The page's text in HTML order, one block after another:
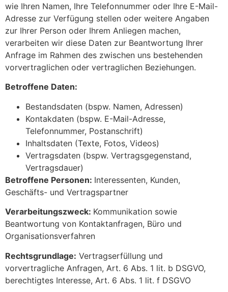
wie Ihren Namen, Ihre Telefonnummer oder Ihre E-Mail-
Adresse zur Verfügung stellen oder weitere Angaben
zur Ihrer Person oder Ihrem Anliegen machen,
verarbeiten wir diese Daten zur Beantwortung Ihrer
Anfrage im Rahmen des zwischen uns bestehenden
vorvertraglichen oder vertraglichen Beziehungen.
Betroffene Daten:
Bestandsdaten (bspw. Namen, Adressen)
Kontakdaten (bspw. E-Mail-Adresse,
Telefonnummer, Postanschrift)
Inhaltsdaten (Texte, Fotos, Videos)
Vertragsdaten (bspw. Vertragsgegenstand,
Vertragsdauer)
Betroffene Personen: Interessenten, Kunden,
Geschäfts- und Vertragspartner
Verarbeitungszweck: Kommunikation sowie
Beantwortung von Kontaktanfragen, Büro und
Organisationsverfahren
Rechtsgrundlage: Vertragserfüllung und
vorvertragliche Anfragen, Art. 6 Abs. 1 lit. b DSGVO,
berechtigtes Interesse, Art. 6 Abs. 1 lit. f DSGVO